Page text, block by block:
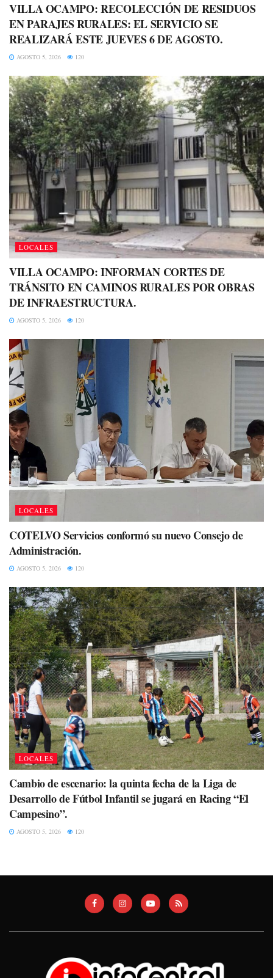
VILLA OCAMPO: RECOLECCIÓN DE RESIDUOS
EN PARAJES RURALES: EL SERVICIO SE
REALIZARÁ ESTE JUEVES 6 DE AGOSTO.
AGOSTO 5, 2026 120
LOCALES
VILLA OCAMPO: INFORMAN CORTES DE
TRÁNSITO EN CAMINOS RURALES POR OBRAS
DE INFRAESTRUCTURA.
AGOSTO 5, 2026 120
LOCALES
COTELVO Servicios conformó su nuevo Consejo de
Administración.
AGOSTO 5, 2026 120
LOCALES
Cambio de escenario: la quinta fecha de la Liga de
Desarrollo de Fútbol Infantil se jugará en Racing “El
Campesino”.
AGOSTO 5, 2026 120